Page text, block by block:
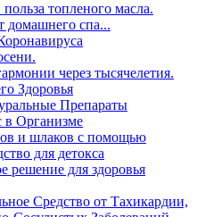
топленого масла.
домашнего спа...
через тысячелетия.
Здоровья
Препараты
в Организме
и шлаков с помощью
для детокса
для здоровья
Средство от Тахикардии,